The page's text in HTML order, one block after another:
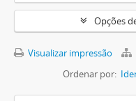
Opções
Visualizar impressão
Ordenar por: